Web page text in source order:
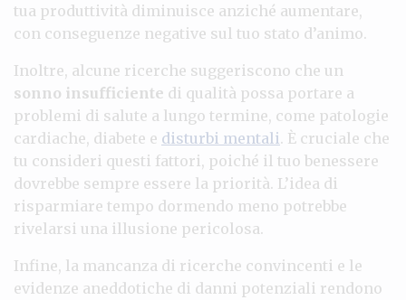
tua produttività diminuisce anziché aumentare,
con conseguenze negative sul tuo stato d’animo.
Inoltre, alcune ricerche suggeriscono che un
sonno insufficiente di qualità possa portare a
problemi di salute a lungo termine, come patologie
cardiache, diabete e disturbi mentali. È cruciale che
tu consideri questi fattori, poiché il tuo benessere
dovrebbe sempre essere la priorità. L’idea di
risparmiare tempo dormendo meno potrebbe
rivelarsi una illusione pericolosa.
Infine, la mancanza di ricerche convincenti e le
evidenze aneddotiche di danni potenziali rendono